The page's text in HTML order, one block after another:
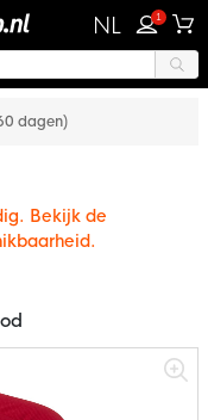
NL 1
dagen)
Bekijk de